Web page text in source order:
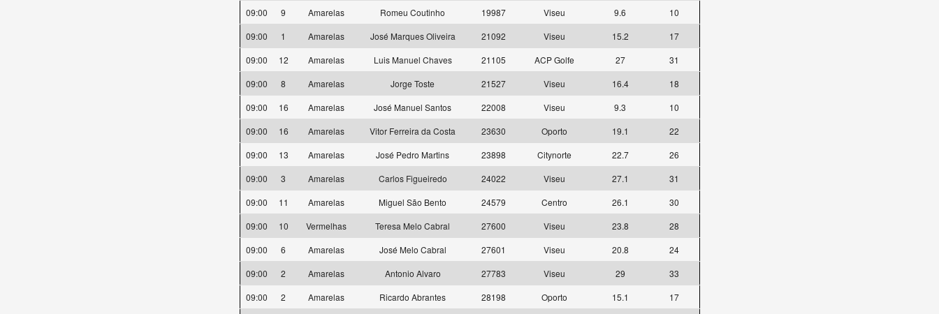
09:00
9 Amarelas Romeu Coutinho 19987 Viseu 9.6
10
09:00
1 Amarelas José Marques Oliveira 21092 Viseu 15.2
17
09:00
12 Amarelas Luis Manuel Chaves 21105 ACP Golfe 27
31
09:00
8 Amarelas Jorge Toste 21527 Viseu 16.4
18
09:00
16 Amarelas José Manuel Santos 22008 Viseu 9.3
10
09:00
16 Amarelas Vitor Ferreira da Costa 23630 Oporto 19.1
22
09:00
13 Amarelas José Pedro Martins 23898 Citynorte 22.7
26
09:00
3 Amarelas Carlos Figueiredo 24022 Viseu 27.1
31
09:00
11 Amarelas Miguel São Bento 24579 Centro 26.1
30
09:00
10 Vermelhas Teresa Melo Cabral 27600 Viseu 23.8
28
09:00
6 Amarelas José Melo Cabral 27601 Viseu 20.8
24
09:00
2 Amarelas Antonio Alvaro 27783 Viseu 29
33
09:00
2 Amarelas Ricardo Abrantes 28198 Oporto 15.1
17